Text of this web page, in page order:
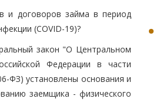
и договоров займа в период
(COVID-19)?
закон "О Центральном
Федерации в части
ФЗ) установлены основания и
заемщика - физического